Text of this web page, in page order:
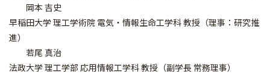
岡本 吉史
早稲田大学 理工学術院 電気・情報生命工学科 教授（理事：研究推
進）
若尾 真治
法政大学 理工学部 応用情報工学科 教授（副学長 常務理事）